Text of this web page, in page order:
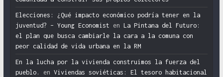
Elecciones: ¿Qué impacto económico podría tener en la
juventud? – Young Economist en La Pintana del Futuro:
el plan que busca cambiarle la cara a la comuna con
peor calidad de vida urbana en la RM
En la lucha por la vivienda construimos la fuerza del
pueblo.
en Viviendas soviéticas: El tesoro habitacional